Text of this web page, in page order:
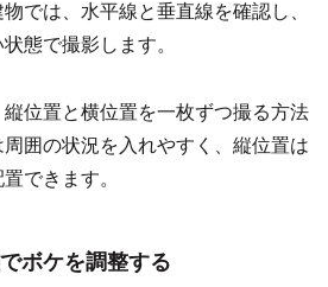
では、水平線と垂直線を確認し、
態で撮影します。
位置と横位置を一枚ずつ撮る方法
囲の状況を入れやすく、縦位置は
できます。
ボケを調整する